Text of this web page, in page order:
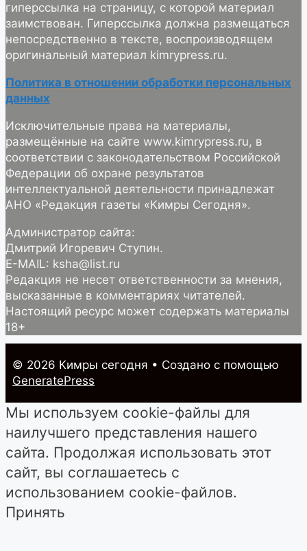
гиперссылка на страницу, с которой материал
заимствован. Гиперссылка должна размещаться
непосредственно в тексте, воспроизводящем
оригинальный материал kimrypress.ru.
Политика в отношении обработки персональных
данных
Исключительные права на материалы,
размещённые на сайте www.kimrypress.ru, в
соответствии с законодательством Российской
Федерации об охране результатов
интеллектуальной деятельности принадлежат
АНО «Редакция газеты «Кимры Сегодня».
Администратор сайта:
Дмитрий Игоревич Ступин.
E-MAIL: ksha@list.ru
Редакция не несет ответственности за мнения,
высказанные в комментариях читателей.
Настоящий ресурс может содержать материалы
18+
© 2026 Кимры cегодня • Создано с помощью
GeneratePress
Мы используем cookie-файлы для
наилучшего представления нашего
сайта. Продолжая использовать этот
сайт, вы соглашаетесь с
использованием cookie-файлов.
Принять